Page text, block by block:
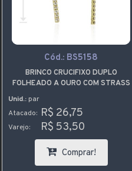
Cód.: BS5158
BRINCO CRUCIFIXO DUPLO
FOLHEADO A OURO COM STRASS
Unid.: par
Atacado: R$ 26,75
Varejo: R$ 53,50
Comprar!